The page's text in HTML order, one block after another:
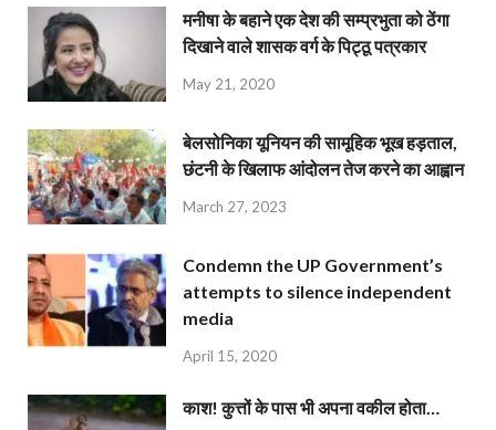
मनीषा के बहाने एक देश की सम्प्रभुता को ठेंगा
दिखाने वाले शासक वर्ग के पिट्ठू पत्रकार
May 21, 2020
बेलसोनिका यूनियन की सामूहिक भूख हड़ताल,
छंटनी के खिलाफ आंदोलन तेज करने का आह्वान
March 27, 2023
Condemn the UP Government’s
attempts to silence independent
media
April 15, 2020
काश! कुत्तों के पास भी अपना वकील होता…